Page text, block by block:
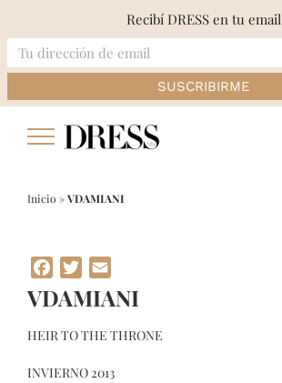
Inicio »VDAMIANI
Facebook
Twitter
VDAMIANI
HEIR TO THE THRONE
INVIERNO 2013
Recibí DRESS en tu email